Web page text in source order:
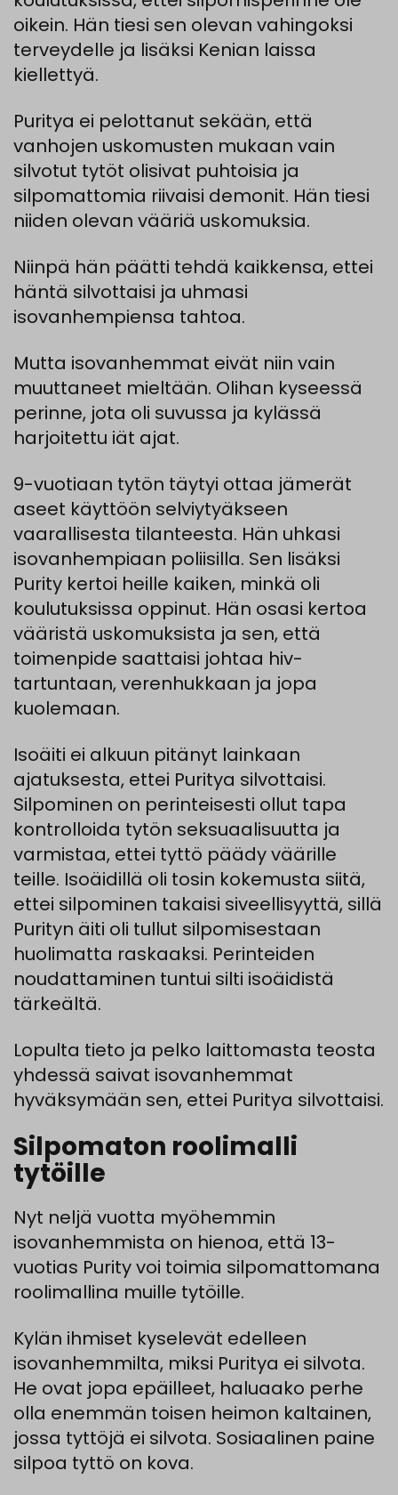
oikein. Hän tiesi sen olevan vahingoksi
terveydelle ja lisäksi Kenian laissa
kiellettyä.
Puritya ei pelottanut sekään, että
vanhojen uskomusten mukaan vain
silvotut tytöt olisivat puhtoisia ja
silpomattomia riivaisi demonit. Hän tiesi
niiden olevan vääriä uskomuksia.
Niinpä hän päätti tehdä kaikkensa, ettei
häntä silvottaisi ja uhmasi
isovanhempiensa tahtoa.
Mutta isovanhemmat eivät niin vain
muuttaneet mieltään. Olihan kyseessä
perinne, jota oli suvussa ja kylässä
harjoitettu iät ajat.
9-vuotiaan tytön täytyi ottaa jämerät
aseet käyttöön selviytyäkseen
vaarallisesta tilanteesta. Hän uhkasi
isovanhempiaan poliisilla. Sen lisäksi
Purity kertoi heille kaiken, minkä oli
koulutuksissa oppinut. Hän osasi kertoa
vääristä uskomuksista ja sen, että
toimenpide saattaisi johtaa hiv-
tartuntaan, verenhukkaan ja jopa
kuolemaan.
Isoäiti ei alkuun pitänyt lainkaan
ajatuksesta, ettei Puritya silvottaisi.
Silpominen on perinteisesti ollut tapa
kontrolloida tytön seksuaalisuutta ja
varmistaa, ettei tyttö päädy väärille
teille. Isoäidillä oli tosin kokemusta siitä,
ettei silpominen takaisi siveellisyyttä, sillä
Purityn äiti oli tullut silpomisestaan
huolimatta raskaaksi. Perinteiden
noudattaminen tuntui silti isoäidistä
tärkeältä.
Lopulta tieto ja pelko laittomasta teosta
yhdessä saivat isovanhemmat
hyväksymään sen, ettei Puritya silvottaisi.
Silpomaton roolimalli
tytöille
Nyt neljä vuotta myöhemmin
isovanhemmista on hienoa, että 13-
vuotias Purity voi toimia silpomattomana
roolimallina muille tytöille.
Kylän ihmiset kyselevät edelleen
isovanhemmilta, miksi Puritya ei silvota.
He ovat jopa epäilleet, haluaako perhe
olla enemmän toisen heimon kaltainen,
jossa tyttöjä ei silvota. Sosiaalinen paine
silpoa tyttö on kova.